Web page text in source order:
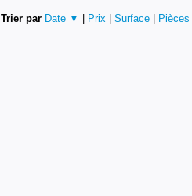
Trier par Date ▼ Prix Surface Pièces